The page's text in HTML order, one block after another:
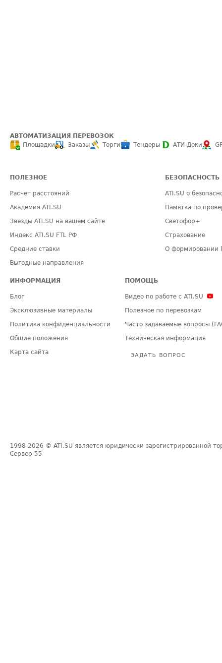
АВТОМАТИЗАЦИЯ ПЕРЕВОЗОК
Площадки
Заказы Торги Тендеры АТИ-Доки
ПОЛЕЗНОЕ
Расчет расстояний
Академия ATI.SU
Звезды ATI.SU на вашем сайте
Индекс ATI.SU FTL РФ
Средние ставки
Выгодные направления
БЕЗОПАСНОСТЬ
ATI.SU о
Памятка по
Светофор+
Страхование
О формировании
ИНФОРМАЦИЯ
Блог
Эксклюзивные материалы
Политика конфиденциальности
Общие положения
Карта сайта
ПОМОЩЬ
Видео по работе с ATI.SU
Полезное по перевозкам
Часто задаваемые вопросы
Техническая информация
ЗАДАТЬ ВОПРОС
1998-2026 © ATI.SU является юридически зарегистрированной
Сервер 55